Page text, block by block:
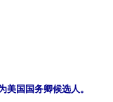
美国国务卿候选人。